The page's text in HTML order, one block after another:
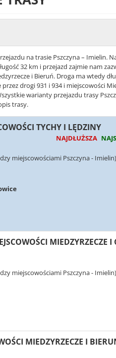
na trasie Pszczyna – Imielin.
32 km i przejazd zajmie nam
i Bieruń. Droga ma wtedy
drogi 931 i 934 i miejscowości
warianty przejazdu trasy
trasy.
TYCHY I LĘDZINY
NAJDŁUŻSZA
miejscowościami Pszczyna - Imielin)
MIEDZYRZECZE I
miejscowościami Pszczyna - Imielin)
MIEDZYRZECZE I